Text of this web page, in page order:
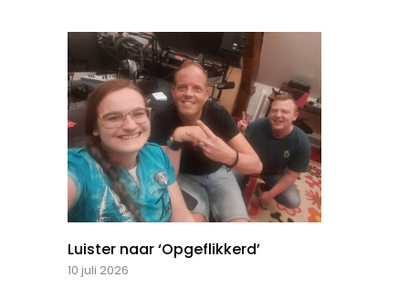
Luister naar ‘Opgeflikkerd’
10 juli 2026